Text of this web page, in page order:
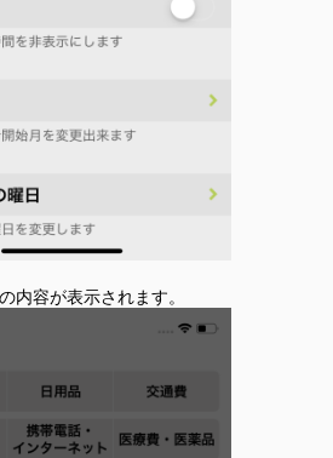
内容が表示されます。